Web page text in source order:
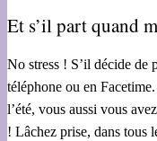
Et s’il part quand
No stress ! S’il décide de
téléphone ou en
l’été, vous aussi vous
! Lâchez prise, dans tous